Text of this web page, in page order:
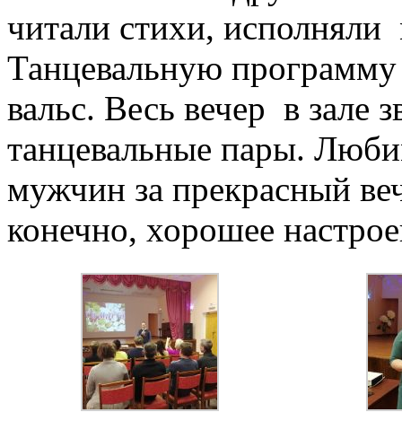
читали стихи,
Танцевальную
вальс. Весь вечер в зале
танцевальные пары.
мужчин за прекрасный
конечно, хорошее